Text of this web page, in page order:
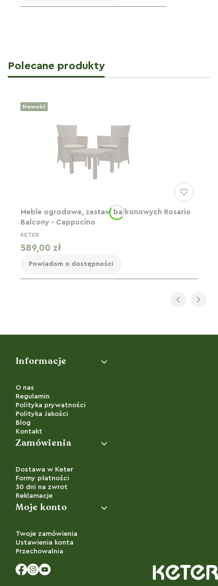
Polecane produkty
Nowość
Meble ogrodowe, zestaw balkonowych Rosario
Balcony - Cappucino
KETER
Cena
589,00 zł
Powiadom o dostępności
Linki w stopce
Informacje
O nas
Regulamin
Polityka prywatności
Polityka Jakości
Blog
Kontakt
Zamówienia
Dostawa w Keter
Formy płatności
30 dni na zwrot
Reklamacje
Moje konto
Twoje zamówienia
Ustawienia konta
Przechowalnia
Facebook
Instagram
YouTube